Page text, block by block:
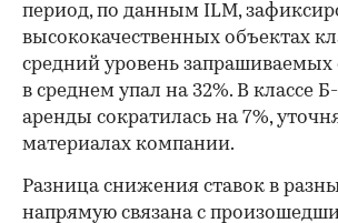
период, по данным ILM,
высококачественных объектах
средний уровень запрашиваемых
в среднем упал на 32%. В классе
аренды сократилась на 7%,
материалах компании.
Разница снижения ставок в
напрямую связана с